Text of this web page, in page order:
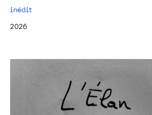
inédit
2026